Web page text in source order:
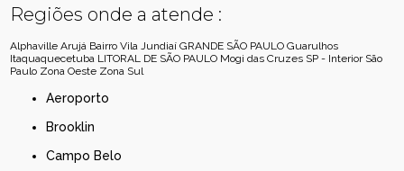
Regiões onde a atende :
Alphaville Arujá Bairro Vila Jundiaí GRANDE SÃO PAULO Guarulhos
Itaquaquecetuba LITORAL DE SÃO PAULO Mogi das Cruzes SP - Interior São
Paulo Zona Oeste Zona Sul
Aeroporto
Brooklin
Campo Belo